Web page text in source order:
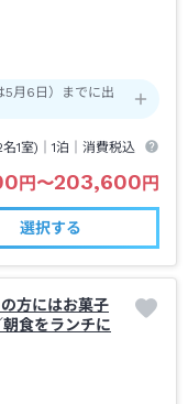
月6日）までに出
名1室)｜1泊 ｜消費税込
円〜203,600円
選択する
方にはお菓子
食をランチに